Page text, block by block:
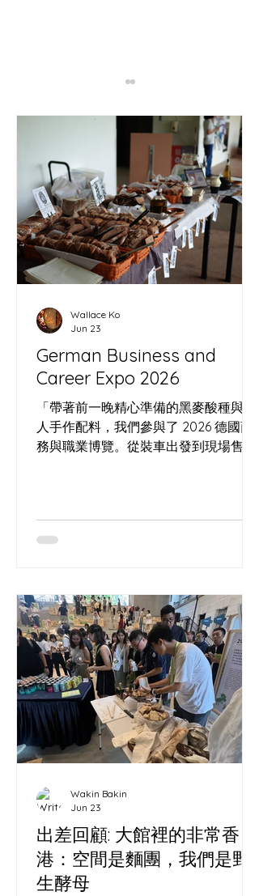
酸味麵包的由來 : 哨牙 &
SOUR
German Business and
Career Expo 2026
「帶著前一晚精心準備的黑麥酸種與職
人手作配料，我們參與了 2026 德國商
務與職業博覽。從裝車出發到現場售
Wallace Ko
Jun 23
出差回顧: 大館裡的非常香
港：空間是麵團，我們是野
生酵母
Wakin Bakin
Jun 23